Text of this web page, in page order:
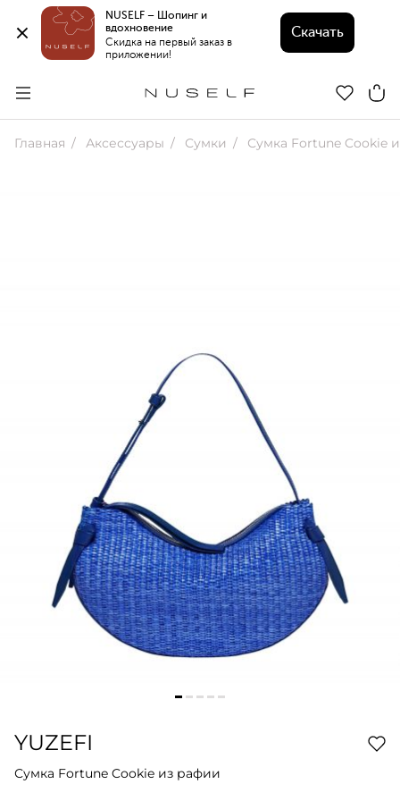
NUSELF – Шопинг и
вдохновение
Скидка на первый заказ в
приложении!
Скачать
Главная Аксессуары Сумки Сумка Fortune Cookie
YUZEFI
Сумка Fortune Cookie из рафии